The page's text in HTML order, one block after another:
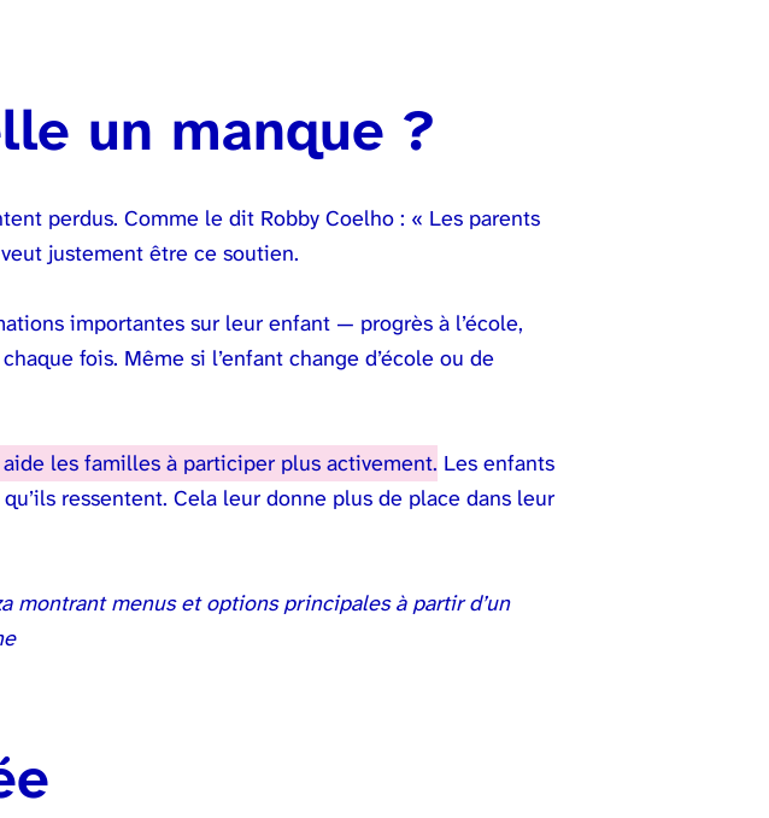
un manque ?
perdus. Comme le dit Robby Coelho : « Les parents
justement être ce soutien.
importantes sur leur enfant — progrès à l’école,
fois. Même si l’enfant change d’école ou de
les familles à participer plus activement. Les enfants
ressentent. Cela leur donne plus de place dans leur